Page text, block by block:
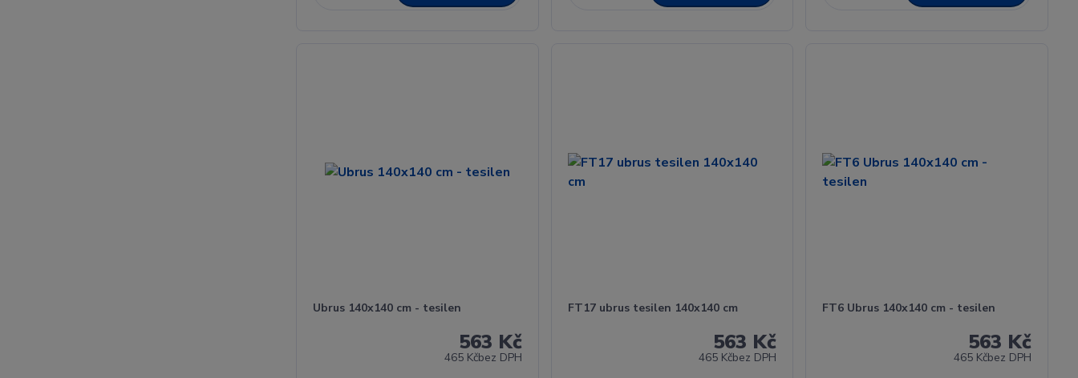
Ubrus 140x140 cm - tesilen
563 Kč
465 Kčbez DPH
FT17 ubrus tesilen 140x140 cm
563 Kč
465 Kčbez DPH
FT6 Ubrus 140x140 cm - tesilen
563 Kč
465 Kčbez DPH